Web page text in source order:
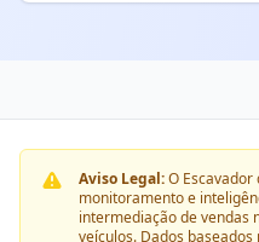
Aviso Legal:O
monitoramento e
intermediação de vendas
veículos. Dados baseados